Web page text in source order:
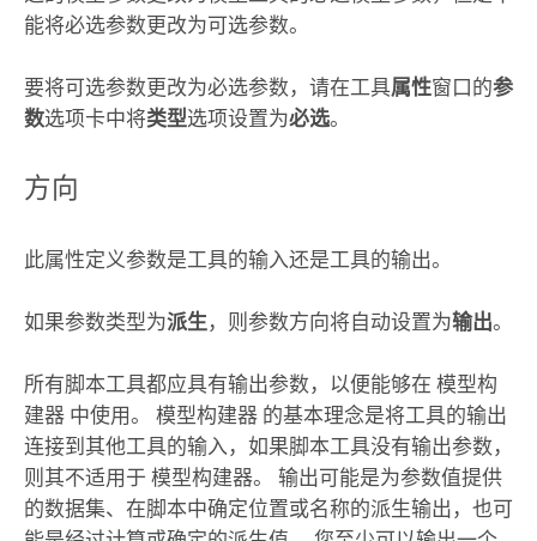
能将必选参数更改为可选参数。
要将可选参数更改为必选参数，请在工具属性窗口的参
数选项卡中将类型选项设置为必选。
方向
此属性定义参数是工具的输入还是工具的输出。
如果参数类型为派生，则参数方向将自动设置为输出。
所有脚本工具都应具有输出参数，以便能够在 模型构
建器中使用。 模型构建器的基本理念是将工具的输出
连接到其他工具的输入，如果脚本工具没有输出参数，
则其不适用于 模型构建器。 输出可能是为参数值提供
的数据集、在脚本中确定位置或名称的派生输出，也可